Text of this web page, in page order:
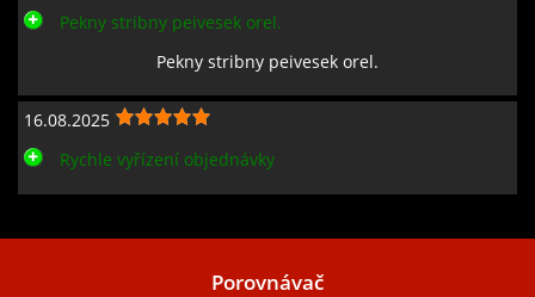
Pekny stribny peivesek orel.
Pekny stribny peivesek orel.
16.08.2025
Rychle vyřízení objednávky
Porovnávač